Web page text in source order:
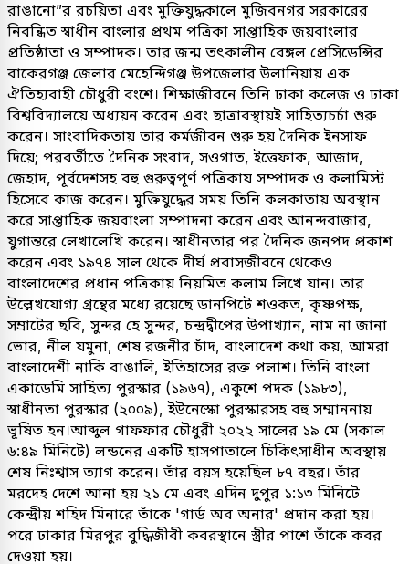
রাঙানো”র রচয়িতা এবং মুক্তিযুদ্ধকালে মুজিবনগর সরকারের
নিবন্ধিত স্বাধীন বাংলার প্রথম পত্রিকা সাপ্তাহিক জয়বাংলার
প্রতিষ্ঠাতা ও সম্পাদক। তার জন্ম তৎকালীন বেঙ্গল প্রেসিডেন্সির
বাকেরগঞ্জ জেলার মেহেন্দিগঞ্জ উপজেলার উলানিয়ায় এক
ঐতিহ্যবাহী চৌধুরী বংশে। শিক্ষাজীবনে তিনি ঢাকা কলেজ ও ঢাকা
বিশ্ববিদ্যালয়ে অধ্যয়ন করেন এবং ছাত্রাবস্থায়ই সাহিত্যচর্চা শুরু
করেন। সাংবাদিকতায় তার কর্মজীবন শুরু হয় দৈনিক ইনসাফ
দিয়ে; পরবর্তীতে দৈনিক সংবাদ, সওগাত, ইত্তেফাক, আজাদ,
জেহাদ, পূর্বদেশসহ বহু গুরুত্বপূর্ণ পত্রিকায় সম্পাদক ও কলামিস্ট
হিসেবে কাজ করেন। মুক্তিযুদ্ধের সময় তিনি কলকাতায় অবস্থান
করে সাপ্তাহিক জয়বাংলা সম্পাদনা করেন এবং আনন্দবাজার,
যুগান্তরে লেখালেখি করেন। স্বাধীনতার পর দৈনিক জনপদ প্রকাশ
করেন এবং ১৯৭৪ সাল থেকে দীর্ঘ প্রবাসজীবনে থেকেও
বাংলাদেশের প্রধান পত্রিকায় নিয়মিত কলাম লিখে যান। তার
উল্লেখযোগ্য গ্রন্থের মধ্যে রয়েছে ডানপিটে শওকত, কৃষ্ণপক্ষ,
সম্রাটের ছবি, সুন্দর হে সুন্দর, চন্দ্রদ্বীপের উপাখ্যান, নাম না জানা
ভোর, নীল যমুনা, শেষ রজনীর চাঁদ, বাংলাদেশ কথা কয়, আমরা
বাংলাদেশী নাকি বাঙালি, ইতিহাসের রক্ত পলাশ। তিনি বাংলা
একাডেমি সাহিত্য পুরস্কার (১৯৬৭), একুশে পদক (১৯৮৩),
স্বাধীনতা পুরস্কার (২০০৯), ইউনেস্কো পুরস্কারসহ বহু সম্মাননায়
ভূষিত হন।আব্দুল গাফফার চৌধুরী ২০২২ সালের ১৯ মে (সকাল
৬:৪৯ মিনিটে) লন্ডনের একটি হাসপাতালে চিকিৎসাধীন অবস্থায়
শেষ নিঃশ্বাস ত্যাগ করেন। তাঁর বয়স হয়েছিল ৮৭ বছর। তাঁর
মরদেহ দেশে আনা হয় ২১ মে এবং এদিন দুপুর ১:১৩ মিনিটে
কেন্দ্রীয় শহিদ মিনারে তাঁকে 'গার্ড অব অনার' প্রদান করা হয়।
পরে ঢাকার মিরপুর বুদ্ধিজীবী কবরস্থানে স্ত্রীর পাশে তাঁকে কবর
দেওয়া হয়।